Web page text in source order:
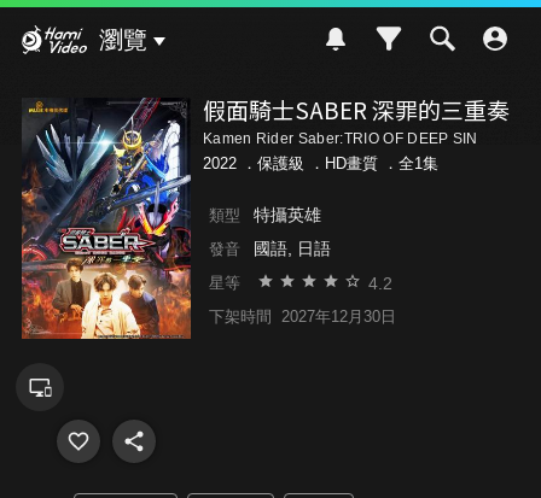
瀏覽
假面騎士SABER 深罪的三重奏
Kamen Rider Saber:TRIO OF DEEP SIN
2022 ． 保護級 ．HD畫質 ．全1集
類型 特攝英雄
發音 國語, 日語
星等 4.2
下架時間 2027年12月30日